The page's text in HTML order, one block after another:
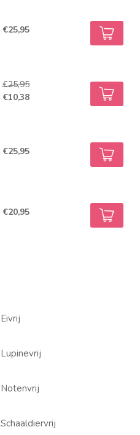
€25,95
€25,95
€10,38
€25,95
€20,95
Eivrij
Lupinevrij
Notenvrij
Schaaldiervrij